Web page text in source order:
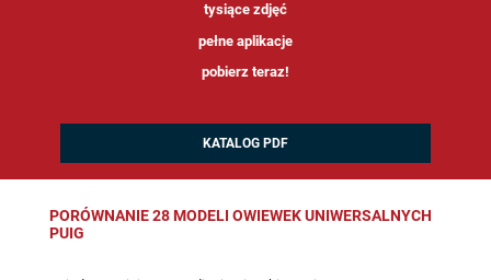
tysiące zdjęć
pełne aplikacje
pobierz teraz!
KATALOG PDF
PORÓWNANIE 28 MODELI OWIEWEK UNIWERSALNYCH
PUIG